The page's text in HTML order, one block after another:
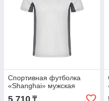
Спортивная футболка
«Shanghai» мужская